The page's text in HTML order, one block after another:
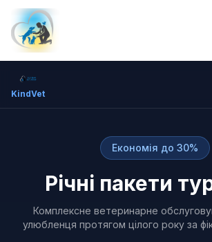
KindVet
Економія до 30%
Річні пакети
Комплексне ветеринарне
улюбленця протягом цілого року за